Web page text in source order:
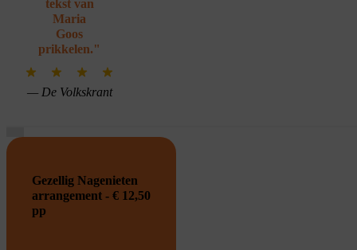
tekst van
Maria
Goos
prikkelen."
— De Volkskrant
Pasje instellingen aan om
gebruik te maken van
Gezellig Nagenieten
arrangement - € 12,50
pp